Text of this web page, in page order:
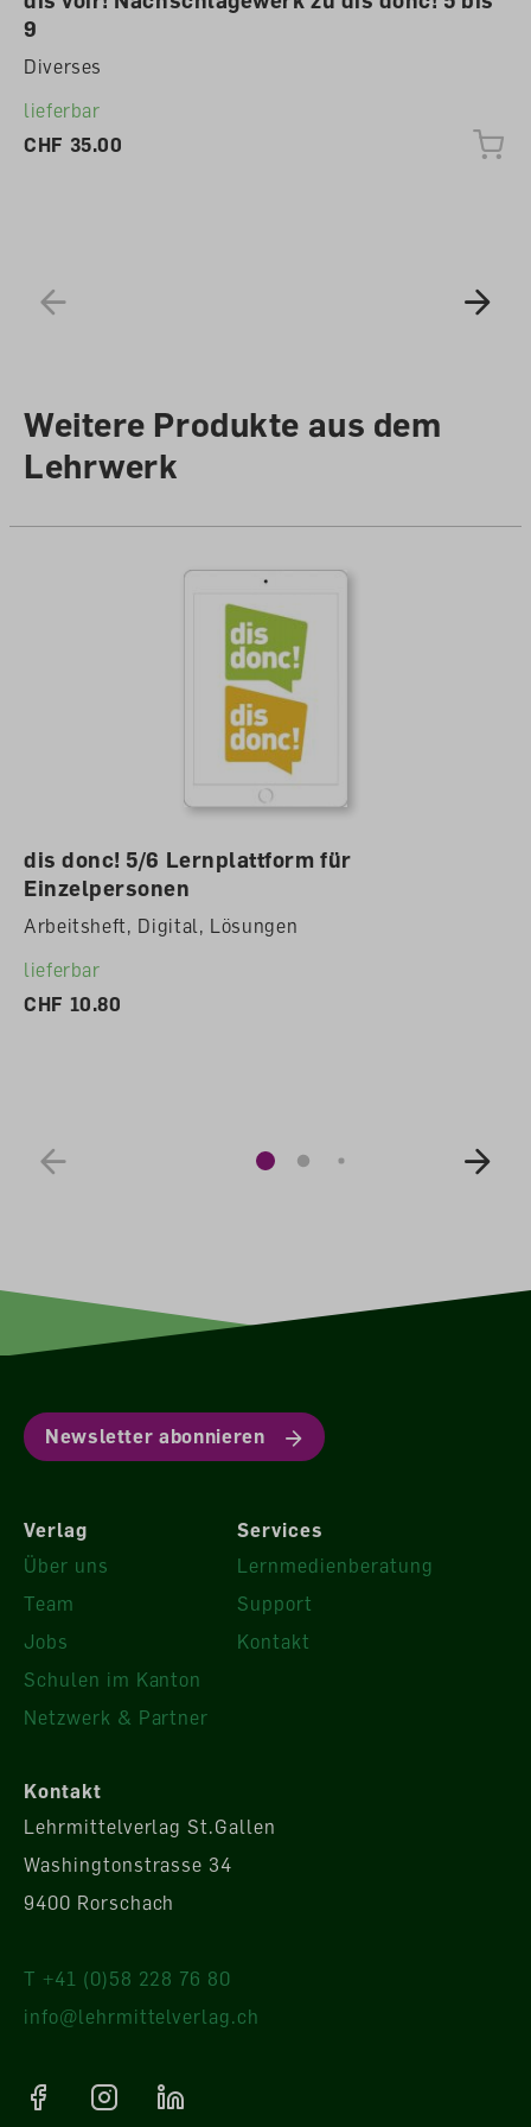
9
Diverses
lieferbar
CHF 35.00
Weitere Produkte aus dem
Lehrwerk
dis donc! 5/6 Lernplattform für
Einzelpersonen
Arbeitsheft, Digital, Lösungen
lieferbar
CHF 10.80
Newsletter abonnieren
Verlag
Über uns
Team
Jobs
Schulen im Kanton
Netzwerk & Partner
Services
Lernmedienberatung
Support
Kontakt
Kontakt
Lehrmittelverlag St.Gallen
Washingtonstrasse 34
9400 Rorschach
T +41 (0)58 228 76 80
info@lehrmittelverlag.ch